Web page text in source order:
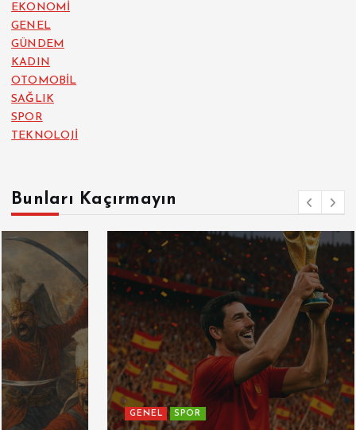
EKONOMİ
GENEL
GÜNDEM
KADIN
OTOMOBİL
SAĞLIK
SPOR
TEKNOLOJİ
Bunları Kaçırmayın
GENEL SPOR